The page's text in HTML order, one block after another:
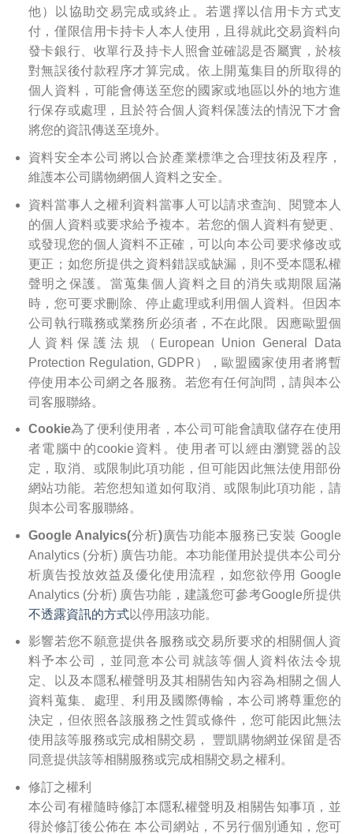
他）以協助交易完成或終止。若選擇以信用卡方式支
付，僅限信用卡持卡人本人使用，且得就此交易資料向
發卡銀行、收單行及持卡人照會並確認是否屬實，於核
對無誤後付款程序才算完成。依上開蒐集目的所取得的
個人資料，可能會傳送至您的國家或地區以外的地方進
行保存或處理，且於符合個人資料保護法的情況下才會
將您的資訊傳送至境外。
資料安全本公司將以合於產業標準之合理技術及程序，
維護本公司購物網個人資料之安全。
資料當事人之權利 資料當事人可以請求查詢、閱覽本人
的個人資料或要求給予複本。若您的個人資料有變更、
或發現您的個人資料不正確，可以向本公司要求修改或
更正；如您所提供之資料錯誤或缺漏，則不受本隱私權
聲明之保護。當蒐集個人資料之目的消失或期限屆滿
時，您可要求刪除、停止處理或利用個人資料。但因本
公司執行職務或業務所必須者，不在此限。因應歐盟個
人資料保護法規（European Union General Data
Protection Regulation, GDPR），歐盟國家使用者將暫
停使用本公司網之各服務。若您有任何詢問，請與本公
司客服聯絡。
Cookie為了便利使用者，本公司可能會讀取儲存在使用
者電腦中的cookie資料。使用者可以經由瀏覽器的設
定，取消、或限制此項功能，但可能因此無法使用部份
網站功能。若您想知道如何取消、或限制此項功能，請
與本公司客服聯絡。
Google Analyics(分析)廣告功能本服務已安裝 Google
Analytics (分析) 廣告功能。本功能僅用於提供本公司分
析廣告投放效益及優化使用流程，如您欲停用 Google
Analytics (分析) 廣告功能，建議您可參考Google所提供
不透露資訊的方式以停用該功能。
影響若您不願意提供各服務或交易所要求的相關個人資
料予本公司，並同意本公司就該等個人資料依法令規
定、以及本隱私權聲明及其相關告知內容為相關之個人
資料蒐集、處理、利用及國際傳輸，本公司將尊重您的
決定，但依照各該服務之性質或條件，您可能因此無法
使用該等服務或完成相關交易， 豐凱購物網並保留是否
同意提供該等相關服務或完成相關交易之權利。
修訂之權利
本公司有權隨時修訂本隱私權聲明及相關告知事項，並
得於修訂後公佈在 本公司網站，不另行個別通知，您可